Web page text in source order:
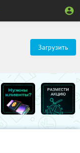
Загрузить